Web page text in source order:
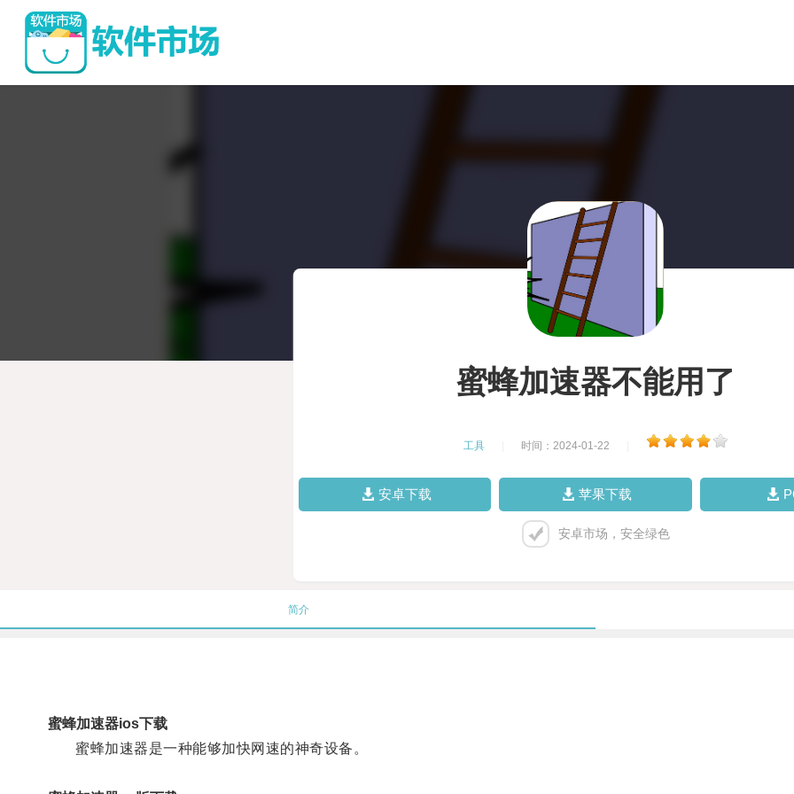
蜜蜂加速器不能用了
工具 时间：2024-01-22
安卓下载 苹果下载
安卓市场，安全绿色
简介
蜜蜂加速器ios下载
蜜蜂加速器是一种能够加快网速的神奇设备。